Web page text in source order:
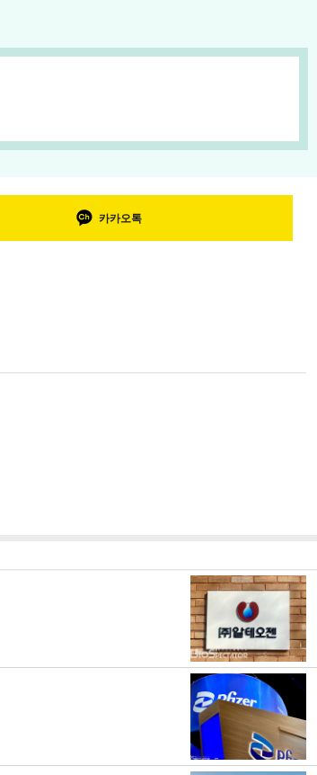
카카오톡